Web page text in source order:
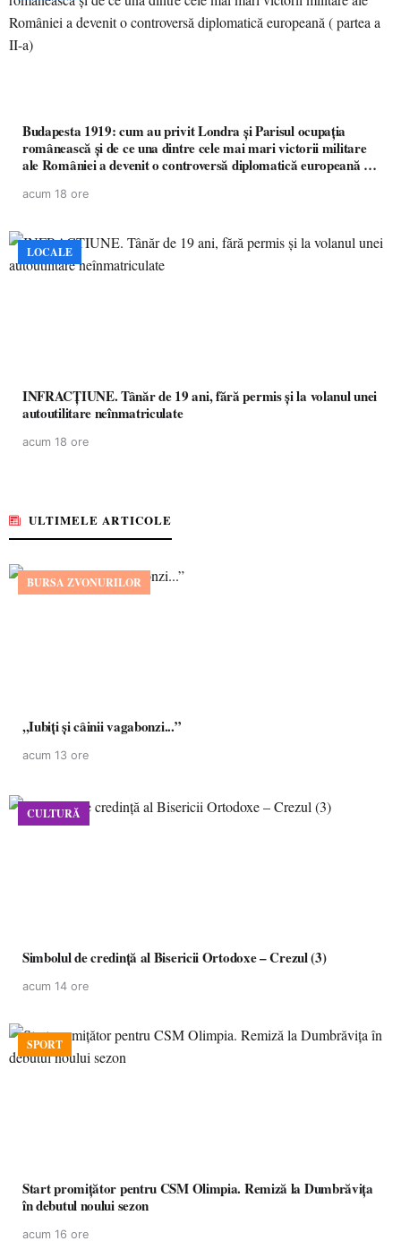
Budapesta 1919: cum au privit Londra și Parisul ocupația
românească și de ce una dintre cele mai mari victorii militare
ale României a devenit o controversă diplomatică europeană (
acum 18 ore
LOCALE
INFRACȚIUNE. Tânăr de 19 ani, fără permis și la volanul unei
autoutilitare neînmatriculate
acum 18 ore
ULTIMELE ARTICOLE
BURSA ZVONURILOR
,,Iubiți și câinii vagabonzi...”
acum 13 ore
CULTURĂ
Simbolul de credinţă al Bisericii Ortodoxe – Crezul (3)
acum 14 ore
SPORT
Start promițător pentru CSM Olimpia. Remiză la Dumbrăvița
în debutul noului sezon
acum 16 ore